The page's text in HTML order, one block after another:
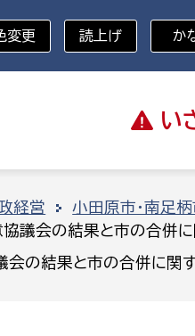
い
・ハザードマップ
分野を選択
戸籍
変更 読上げ か
経営
小田原市・南足
協議会の結果と市の合併に
会の結果と市の合併に関